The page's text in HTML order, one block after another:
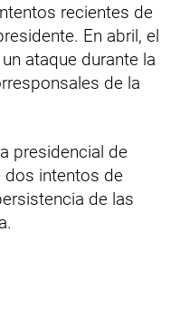
recientes de
En abril, el
ataque durante la
de la
presidencial de
dos intentos de
de las